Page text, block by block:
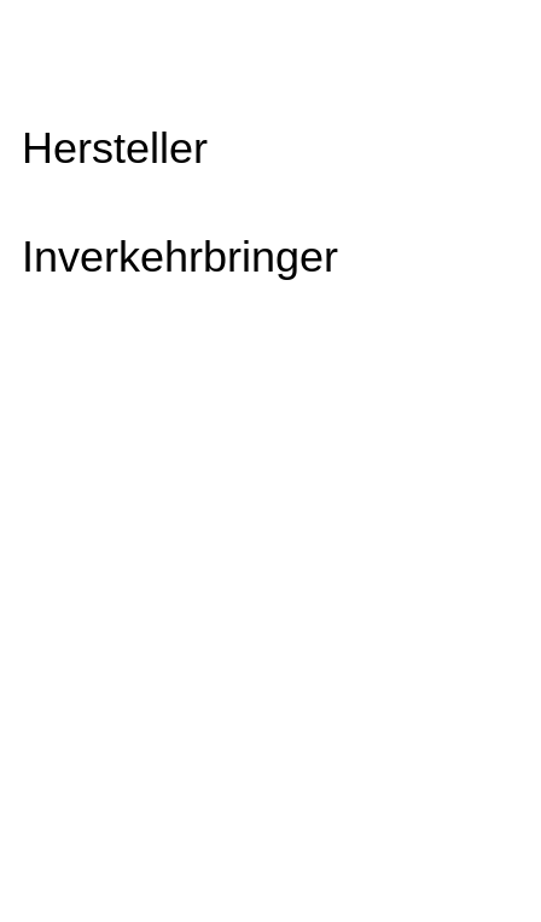
Hersteller
Inverkehrbringer